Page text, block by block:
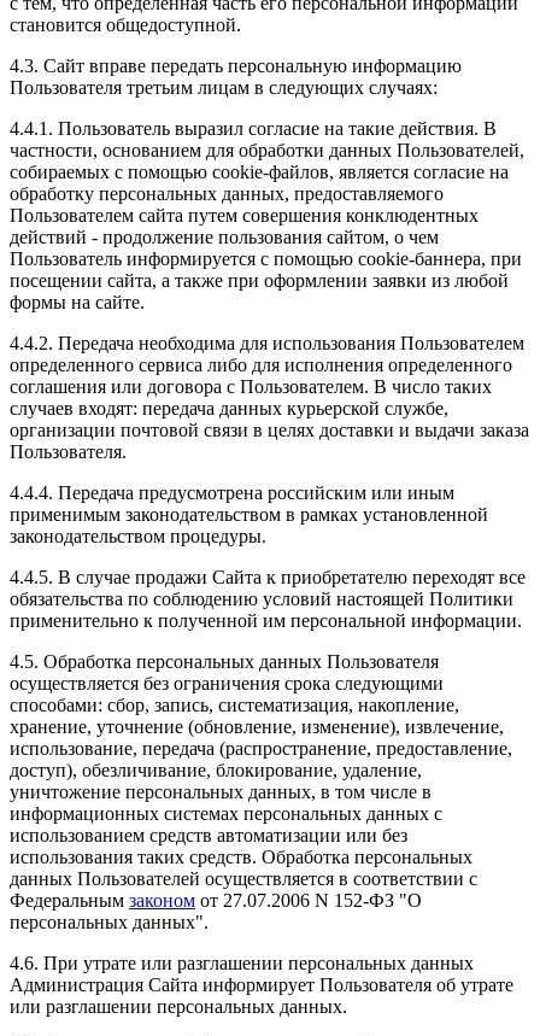
становится общедоступной.
4.3. Сайт вправе передать персональную информацию
Пользователя третьим лицам в следующих случаях:
4.4.1. Пользователь выразил согласие на такие действия. В
частности, основанием для обработки данных Пользователей,
собираемых с помощью cookie-файлов, является согласие на
обработку персональных данных, предоставляемого
Пользователем сайта путем совершения конклюдентных
действий - продолжение пользования сайтом, о чем
Пользователь информируется с помощью cookie-баннера, при
посещении сайта, а также при оформлении заявки из любой
формы на сайте.
4.4.2. Передача необходима для использования Пользователем
определенного сервиса либо для исполнения определенного
соглашения или договора с Пользователем. В число таких
случаев входят: передача данных курьерской службе,
организации почтовой связи в целях доставки и выдачи заказа
Пользователя.
4.4.4. Передача предусмотрена российским или иным
применимым законодательством в рамках установленной
законодательством процедуры.
4.4.5. В случае продажи Сайта к приобретателю переходят все
обязательства по соблюдению условий настоящей Политики
применительно к полученной им персональной информации.
4.5. Обработка персональных данных Пользователя
осуществляется без ограничения срока следующими
способами: сбор, запись, систематизация, накопление,
хранение, уточнение (обновление, изменение), извлечение,
использование, передача (распространение, предоставление,
доступ), обезличивание, блокирование, удаление,
уничтожение персональных данных, в том числе в
информационных системах персональных данных с
использованием средств автоматизации или без
использования таких средств. Обработка персональных
данных Пользователей осуществляется в соответствии с
Федеральным законом от 27.07.2006 N 152-ФЗ "О
персональных данных".
4.6. При утрате или разглашении персональных данных
Администрация Сайта информирует Пользователя об утрате
или разглашении персональных данных.